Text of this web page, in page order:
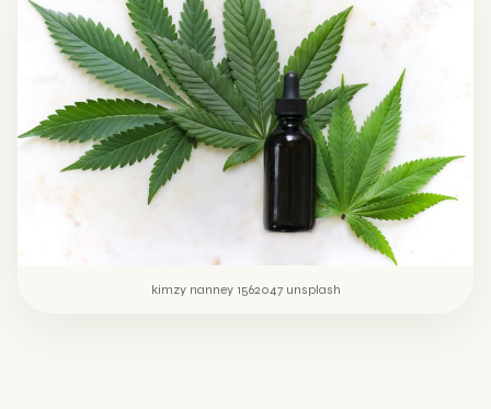
suscite une forte…
kimzy nanney 1562047 unsplash